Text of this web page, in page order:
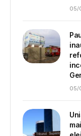
05/
05/